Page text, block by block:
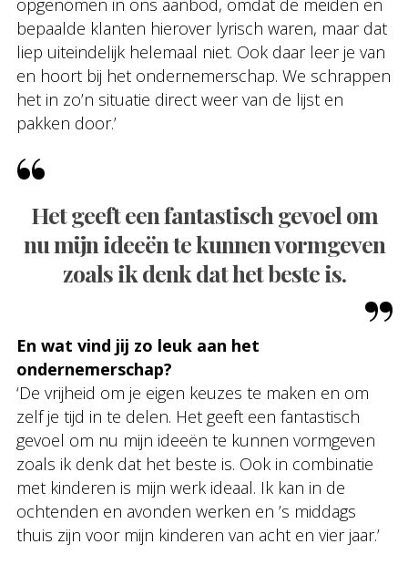
bepaalde klanten hierover lyrisch waren, maar dat
liep uiteindelijk helemaal niet. Ook daar leer je van
en hoort bij het ondernemerschap. We schrappen
het in zo’n situatie direct weer van de lijst en
pakken door.’
Het geeft een fantastisch gevoel om
nu mijn ideeën te kunnen vormgeven
zoals ik denk dat het beste is.
En wat vind jij zo leuk aan het
ondernemerschap?
‘De vrijheid om je eigen keuzes te maken en om
zelf je tijd in te delen. Het geeft een fantastisch
gevoel om nu mijn ideeën te kunnen vormgeven
zoals ik denk dat het beste is. Ook in combinatie
met kinderen is mijn werk ideaal. Ik kan in de
ochtenden en avonden werken en ’s middags
thuis zijn voor mijn kinderen van acht en vier jaar.’